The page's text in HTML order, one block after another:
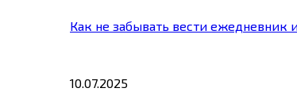
Как не забывать вести ежедневник
10.07.2025